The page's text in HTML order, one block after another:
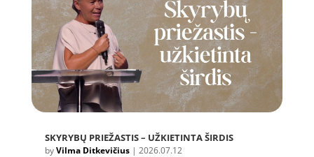
SKYRYBŲ PRIEŽASTIS – UŽKIETINTA ŠIRDIS
byVilma Ditkevičius| 2026.07.12